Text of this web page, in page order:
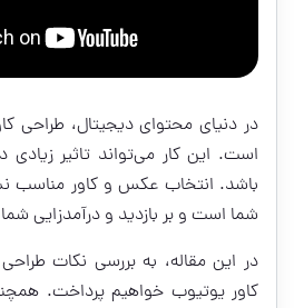
در دنیای محتوای دیجیتال، طراحی
است. این کار می‌تواند تاثیر
باشد. انتخاب عکس و کاور مناسب
شما است و بر بازدید و درآمدزایی شما
در این مقاله، به بررسی نکات
کاور یوتیوب خواهیم پرداخت.